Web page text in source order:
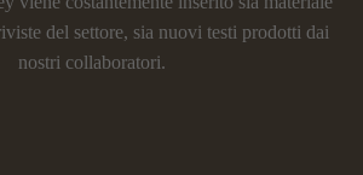
del settore, sia nuovi testi prodotti dai
nostri collaboratori.